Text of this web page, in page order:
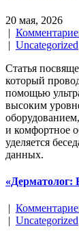
20 мая, 2026
|
| Uncategorized
Статья
который
помощью
высоким
и комфортное
уделяется
данных.
«Дерматолог:
|
| Uncategorized